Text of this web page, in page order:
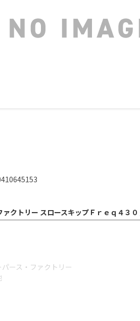
ァクトリー スロースキップＦｒｅｑ４３
ース・ファクトリー